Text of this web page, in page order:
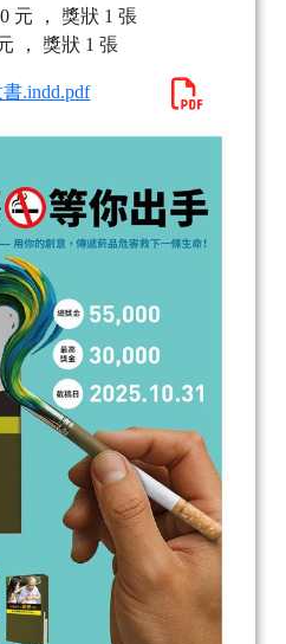
元 ， 獎狀 1 張
， 獎狀 1 張
.indd.pdf